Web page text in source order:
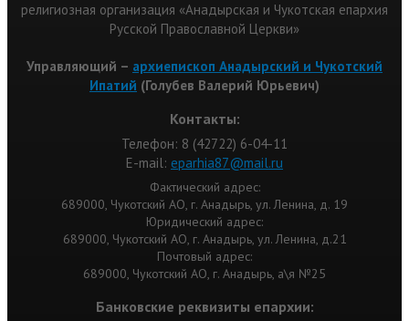
религиозная организация «Анадырская и Чукотская епархия
Русской Православной Церкви»
Управляющий – архиепископ Анадырский и Чукотский
Ипатий (Голубев Валерий Юрьевич)
Контакты:
Телефон: 8 (42722) 6-04-11
Е-mail: eparhia87@mail.ru
Фактический адрес:
689000, Чукотский АО, г. Анадырь, ул. Ленина, д. 19
Юридический адрес:
689000, Чукотский АО, г. Анадырь, ул. Ленина, д.21
Почтовый адрес:
689000, Чукотский АО, г. Анадырь, а\я №25
Банковские реквизиты епархии: